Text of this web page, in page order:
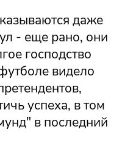
даже
- еще рано, они
господство
видело
успеха, в том
в последний